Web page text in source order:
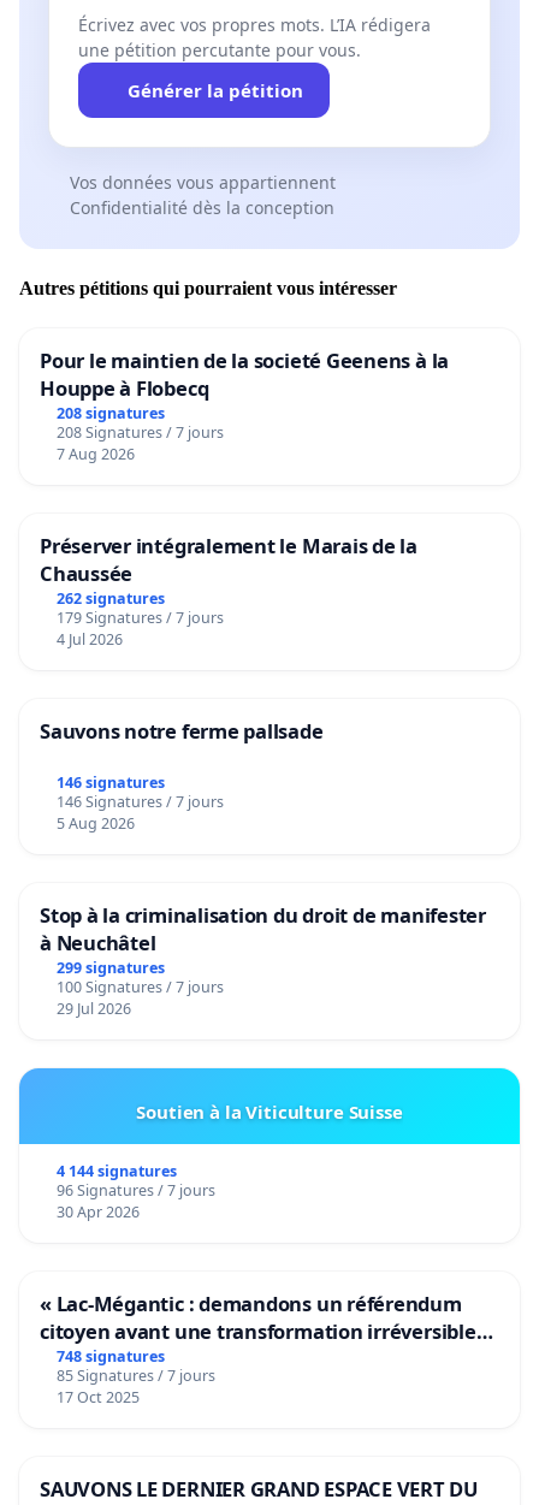
Écrivez avec vos propres mots. L’IA rédigera
une pétition percutante pour vous.
Générer la pétition
Vos données vous appartiennent
Confidentialité dès la conception
Autres pétitions qui pourraient vous intéresser
Pour le maintien de la societé Geenens à la
Houppe à Flobecq
208 signatures
208 Signatures / 7 jours
7 Aug 2026
Préserver intégralement le Marais de la
Chaussée
262 signatures
179 Signatures / 7 jours
4 Jul 2026
Sauvons notre ferme pallsade
146 signatures
146 Signatures / 7 jours
5 Aug 2026
Stop à la criminalisation du droit de manifester
à Neuchâtel
299 signatures
100 Signatures / 7 jours
29 Jul 2026
Soutien à la Viticulture Suisse
4 144 signatures
96 Signatures / 7 jours
30 Apr 2026
« Lac-Mégantic : demandons un référendum
citoyen avant une transformation irréversible
de notre territoire »
748 signatures
85 Signatures / 7 jours
17 Oct 2025
SAUVONS LE DERNIER GRAND ESPACE VERT DU